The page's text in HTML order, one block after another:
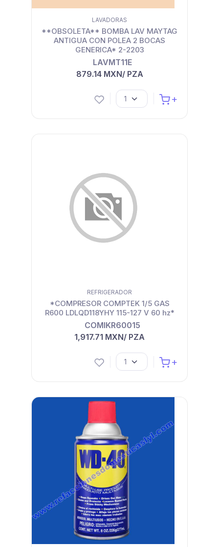
LAVADORAS
**OBSOLETA** BOMBA LAV MAYTAG
ANTIGUA CON POLEA 2 BOCAS
GENERICA* 2-2203
LAVMT11E
879.14 MXN/ PZA
REFRIGERADOR
*COMPRESOR COMPTEK 1/5 GAS
R600 LDLQD118YHY 115-127 V 60 hz*
COMIKR60015
1,917.71 MXN/ PZA